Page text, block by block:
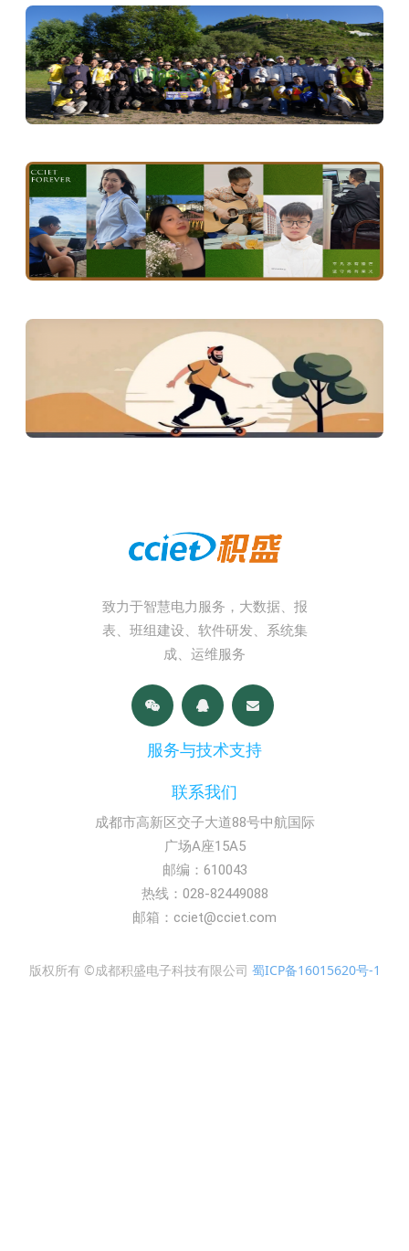
致力于智慧电力服务，大数据、报
表、班组建设、软件研发、系统集
成、运维服务
服务与技术支持
联系我们
成都市高新区交子大道88号中航国际
广场A座15A5
邮编：610043
热线：028-82449088
邮箱：cciet@cciet.com
版权所有 ©成都积盛电子科技有限公司 蜀ICP备16015620号-1